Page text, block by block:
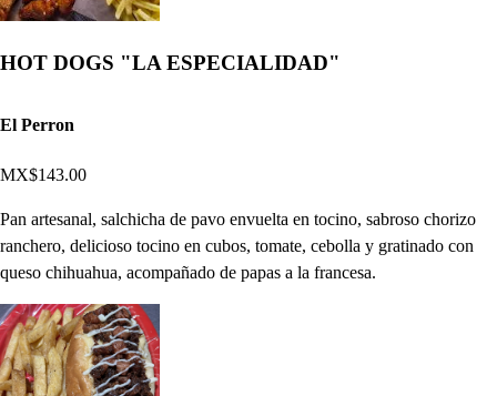
HOT DOGS "LA ESPECIALIDAD"
El Perron
MX$143.00
Pan artesanal, salchicha de pavo envuelta en tocino, sabroso chorizo
ranchero, delicioso tocino en cubos, tomate, cebolla y gratinado con
queso chihuahua, acompañado de papas a la francesa.